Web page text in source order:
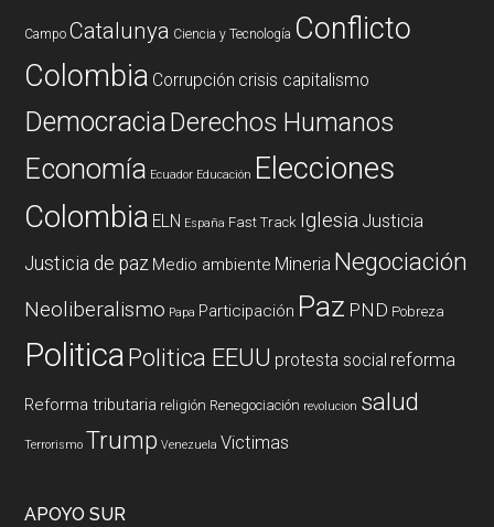
Campo Catalunya Ciencia y Tecnología Conflicto
Colombia Corrupción crisis capitalismo
DemocraciaDerechos Humanos
Economía Ecuador Educación Elecciones
Colombia ELN España Fast Track Iglesia Justicia
Justicia de paz Medio ambiente Mineria Negociación
Neoliberalismo Papa Participación Paz PND Pobreza
PoliticaPolitica EEUU protesta social reforma
Reforma tributaria religión Renegociación revolucion salud
Terrorismo Trump Venezuela Victimas
APOYO SUR